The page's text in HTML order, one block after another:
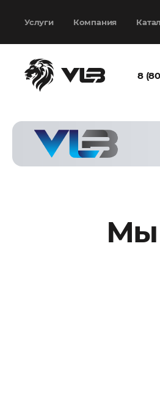
Услуги Компания
8
Мы
выбран
Согласен с
политикой
конфиденциальности
и наобработку моих
Запросить расчёт